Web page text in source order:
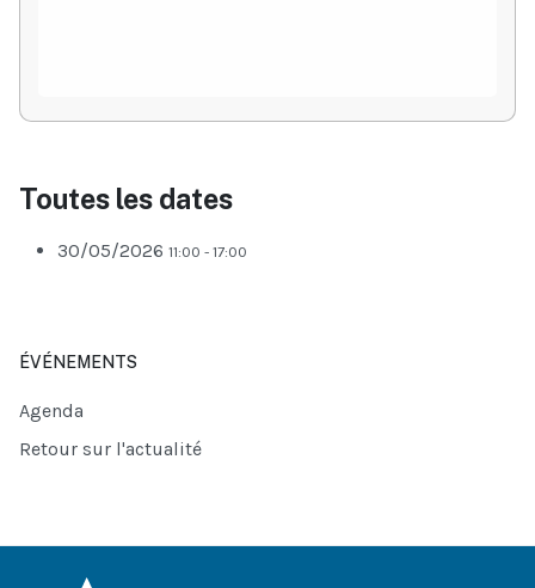
Toutes les dates
30/05/2026 11:00 - 17:00
ÉVÉNEMENTS
Agenda
Retour sur l'actualité